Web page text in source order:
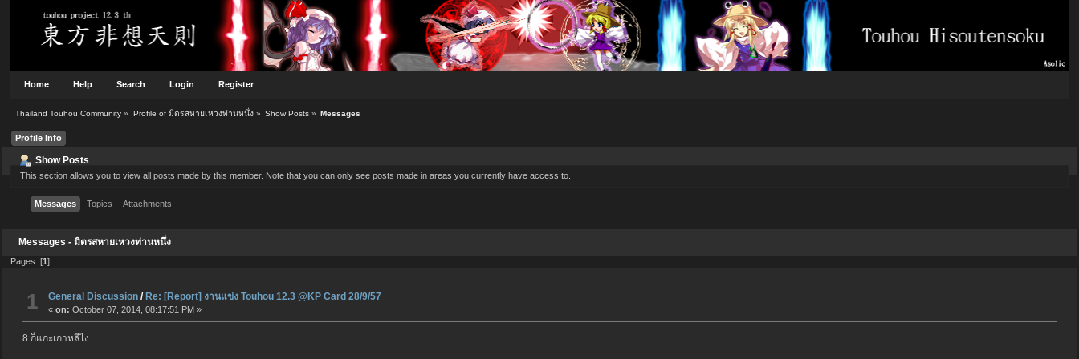
Home Help Search Login Register
Thailand Touhou Community » Profile of มิตรสหายเหวงท่านหนึ่ง» Show Posts» Messages
Profile Info
Show Posts
This section allows you to view all posts made by this member. Note that you can only see posts made in areas you currently have access to.
Messages Topics Attachments
Messages - มิตรสหายเหวงท่านหนึ่ง
Pages: [1]
1 General Discussion / Re: [Report] งานแข่ง Touhou 12.3 @KP Card 28/9/57
«on: October 07, 2014, 08:17:51 PM »
8 ก็แกะเกาหลีไง